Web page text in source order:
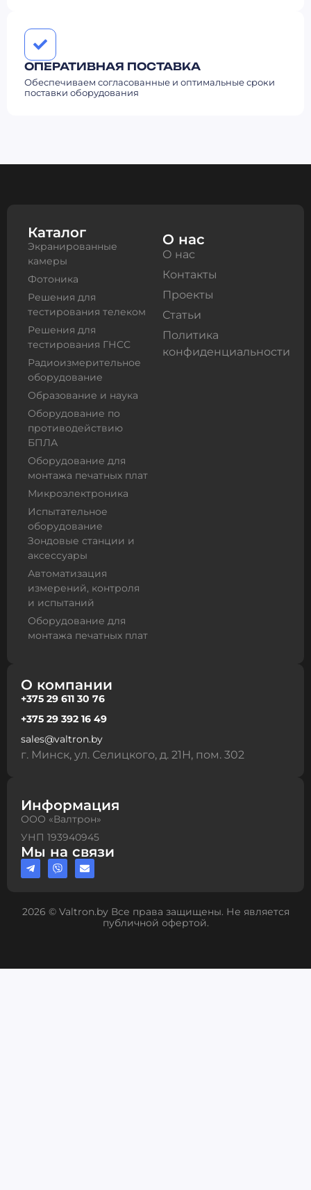
ОПЕРАТИВНАЯ ПОСТАВКА
Обеспечиваем согласованные и оптимальные сроки
поставки оборудования
Каталог
Экранированные
камеры
Фотоника
Решения для
тестирования телеком
Решения для
тестирования ГНСС
Радиоизмерительное
оборудование
Образование и наука
Оборудование по
противодействию
БПЛА
Оборудование для
монтажа печатных плат
Микроэлектроника
Испытательное
оборудование
Зондовые станции и
аксессуары
Автоматизация
измерений, контроля
и испытаний
Оборудование для
монтажа печатных плат
О нас
О нас
Контакты
Проекты
Статьи
Политика
конфиденциальности
О компании
+375 29 611 30 76
+375 29 392 16 49
sales@valtron.by
г. Минск, ул. Селицкого, д. 21Н, пом. 302
Информация
ООО «Валтрон»
УНП 193940945
Мы на связи
2026 © Valtron.by Все права защищены. Не является
публичной офертой.